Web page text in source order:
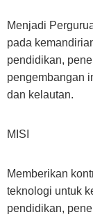
Menjadi
pada
pendidikan,
pengembangan
dan kelautan.
MISI
Memberikan
teknologi untuk
pendidikan,